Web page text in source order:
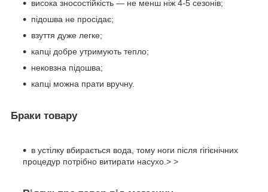
висока зносостійкість — не менш ніж 4-5 сезонів;
підошва не просідає;
взуття дуже легке;
капці добре утримують тепло;
нековзна підошва;
капці можна прати вручну.
Браки товару
в устілку вбирається вода, тому ноги після гігієнічних
процедур потрібно витирати насухо.> >